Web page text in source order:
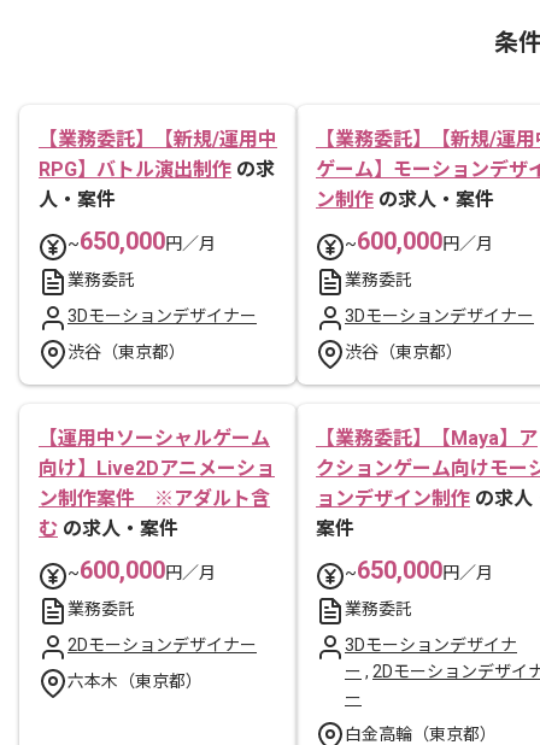
条
【業務委託】【新規/運用中
RPG】バトル演出制作 の求
人・案件
~650,000円／月
業務委託
3Dモーションデザイナー
渋谷（東京都）
【業務委託】【新規/運用
ゲーム】モーションデザ
ン制作 の求人・案件
~600,000円／月
業務委託
3Dモーションデザイナー
渋谷（東京都）
【運用中ソーシャルゲーム
向け】Live2Dアニメーショ
ン制作案件 ※アダルト含
む の求人・案件
~600,000円／月
業務委託
2Dモーションデザイナー
六本木（東京都）
【業務委託】【Maya】ア
クションゲーム向けモー
ョンデザイン制作 の求人
案件
~650,000円／月
業務委託
3Dモーションデザイナ
ー , 2Dモーションデザイ
ー
白金高輪（東京都）